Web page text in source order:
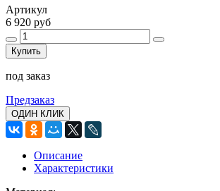
Артикул
6 920 руб
Купить
под заказ
Предзаказ
ОДИН КЛИК
Описание
Характеристики